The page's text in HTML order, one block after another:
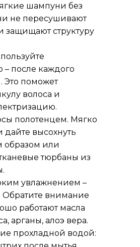
шампуни без
не пересушивают
защищают структуру
после каждого
Это поможет
волоса и
полотенцем. Мягко
высохнуть
образом или
тюрбаны из
увлажнением –
Обратите внимание
работают масла
арганы, алоэ вера.
прохладной водой: